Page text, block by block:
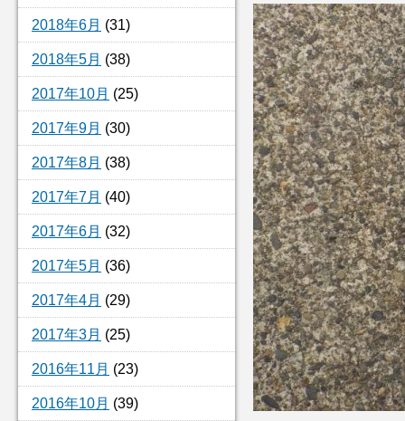
2018年6月 (31)
2018年5月 (38)
2017年10月 (25)
2017年9月 (30)
2017年8月 (38)
2017年7月 (40)
2017年6月 (32)
2017年5月 (36)
2017年4月 (29)
2017年3月 (25)
2016年11月 (23)
2016年10月 (39)